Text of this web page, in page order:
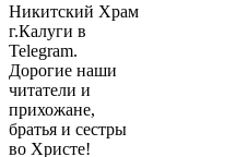
Никитский Храм
г.Калуги в
Telegram.
Дорогие наши
читатели и
прихожане,
братья и сестры
во Христе!